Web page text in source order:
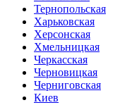
Тернопольская
Харьковская
Херсонская
Хмельницкая
Черкасская
Черновицкая
Черниговская
Киев